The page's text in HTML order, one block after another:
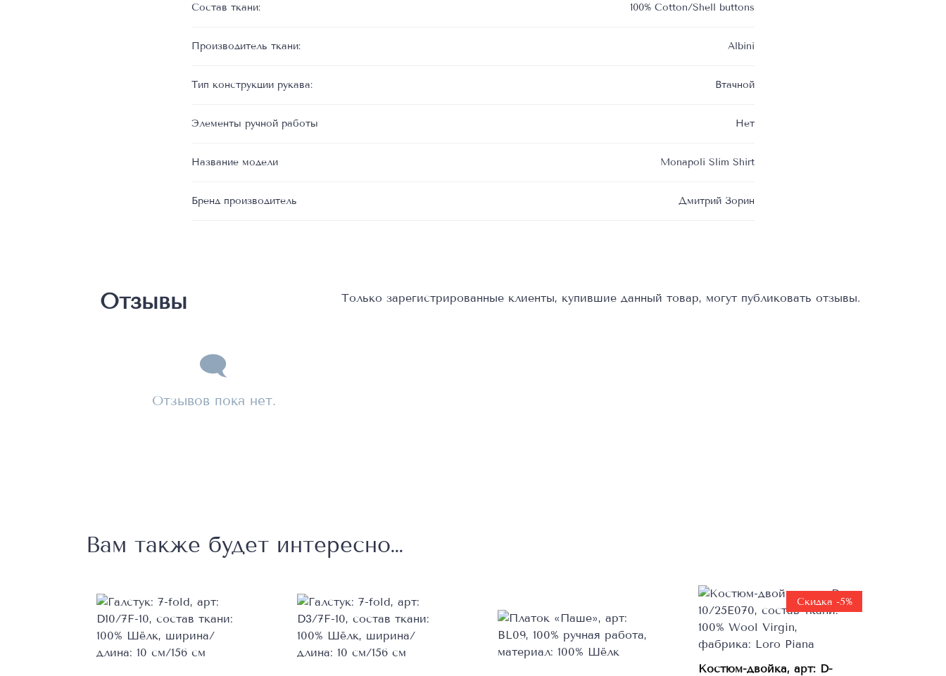
Состав ткани: 100% Cotton/Shell buttons
Производитель ткани: Albini
Тип конструкции рукава: Втачной
Элементы ручной работы Нет
Название модели Monapoli Slim Shirt
Бренд производитель Дмитрий Зорин
Отзывы
Отзывов пока нет.
Только зарегистрированные клиенты, купившие данный товар, могут публиковать отзывы.
Вам также будет интересно…
Скидка -5%
Костюм-двойка, арт: D-